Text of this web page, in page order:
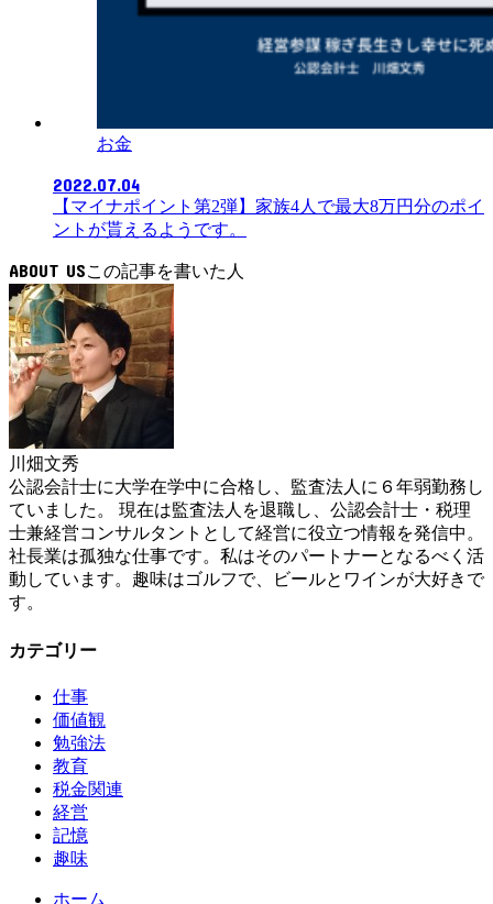
お金
2022.07.04
【マイナポイント第2弾】家族4人で最大8万円分のポイ
ントが貰えるようです。
ABOUT US
川畑文秀
公認会計士に大学在学中に合格し、監査法人に６年弱勤務し
ていました。 現在は監査法人を退職し、公認会計士・税理
士兼経営コンサルタントとして経営に役立つ情報を発信中。
社長業は孤独な仕事です。私はそのパートナーとなるべく活
動しています。趣味はゴルフで、ビールとワインが大好きで
す。
カテゴリー
仕事
価値観
勉強法
教育
税金関連
経営
記憶
趣味
ホーム